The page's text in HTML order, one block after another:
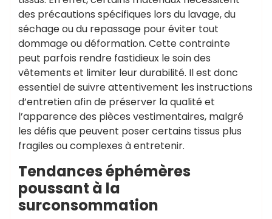
des précautions spécifiques lors du lavage, du
séchage ou du repassage pour éviter tout
dommage ou déformation. Cette contrainte
peut parfois rendre fastidieux le soin des
vêtements et limiter leur durabilité. Il est donc
essentiel de suivre attentivement les instructions
d’entretien afin de préserver la qualité et
l’apparence des pièces vestimentaires, malgré
les défis que peuvent poser certains tissus plus
fragiles ou complexes à entretenir.
Tendances éphémères
poussant à la
surconsommation